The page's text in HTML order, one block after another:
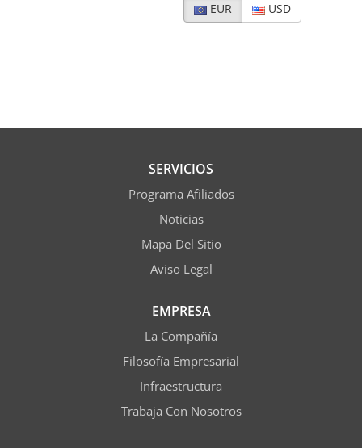
EUR USD
SERVICIOS
Programa Afiliados
Noticias
Mapa Del Sitio
Aviso Legal
EMPRESA
La Compañía
Filosofía Empresarial
Infraestructura
Trabaja Con Nosotros